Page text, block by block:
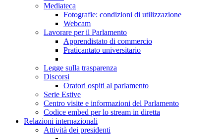
Mediateca
Fotografie: condizioni di utilizzazione
Webcam
Lavorare per il Parlamento
Apprendistato di commercio
Praticantato universitario
Legge sulla trasparenza
Discorsi
Oratori ospiti al parlamento
Serie Estive
Centro visite e informazioni del Parlamento
Codice embed per lo stream in diretta
Relazioni internazionali
Attività dei presidenti